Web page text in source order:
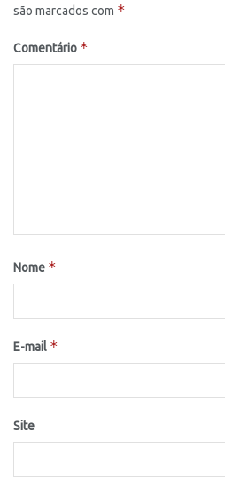
são marcados com *
Comentário *
Nome *
E-mail *
Site